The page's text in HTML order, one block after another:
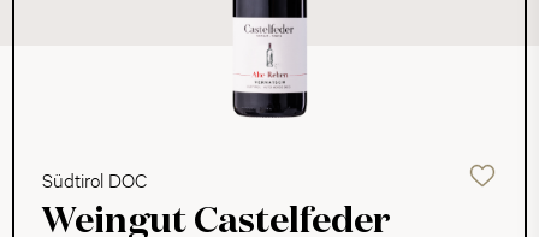
Südtirol DOC
Weingut Castelfeder